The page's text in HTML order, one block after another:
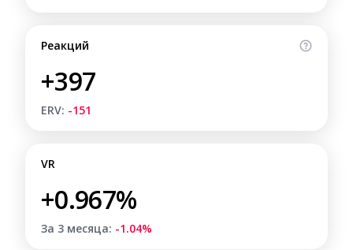
Реакций
+397
ERV: -151
VR
+0.967%
За 3 месяца: -1.04%